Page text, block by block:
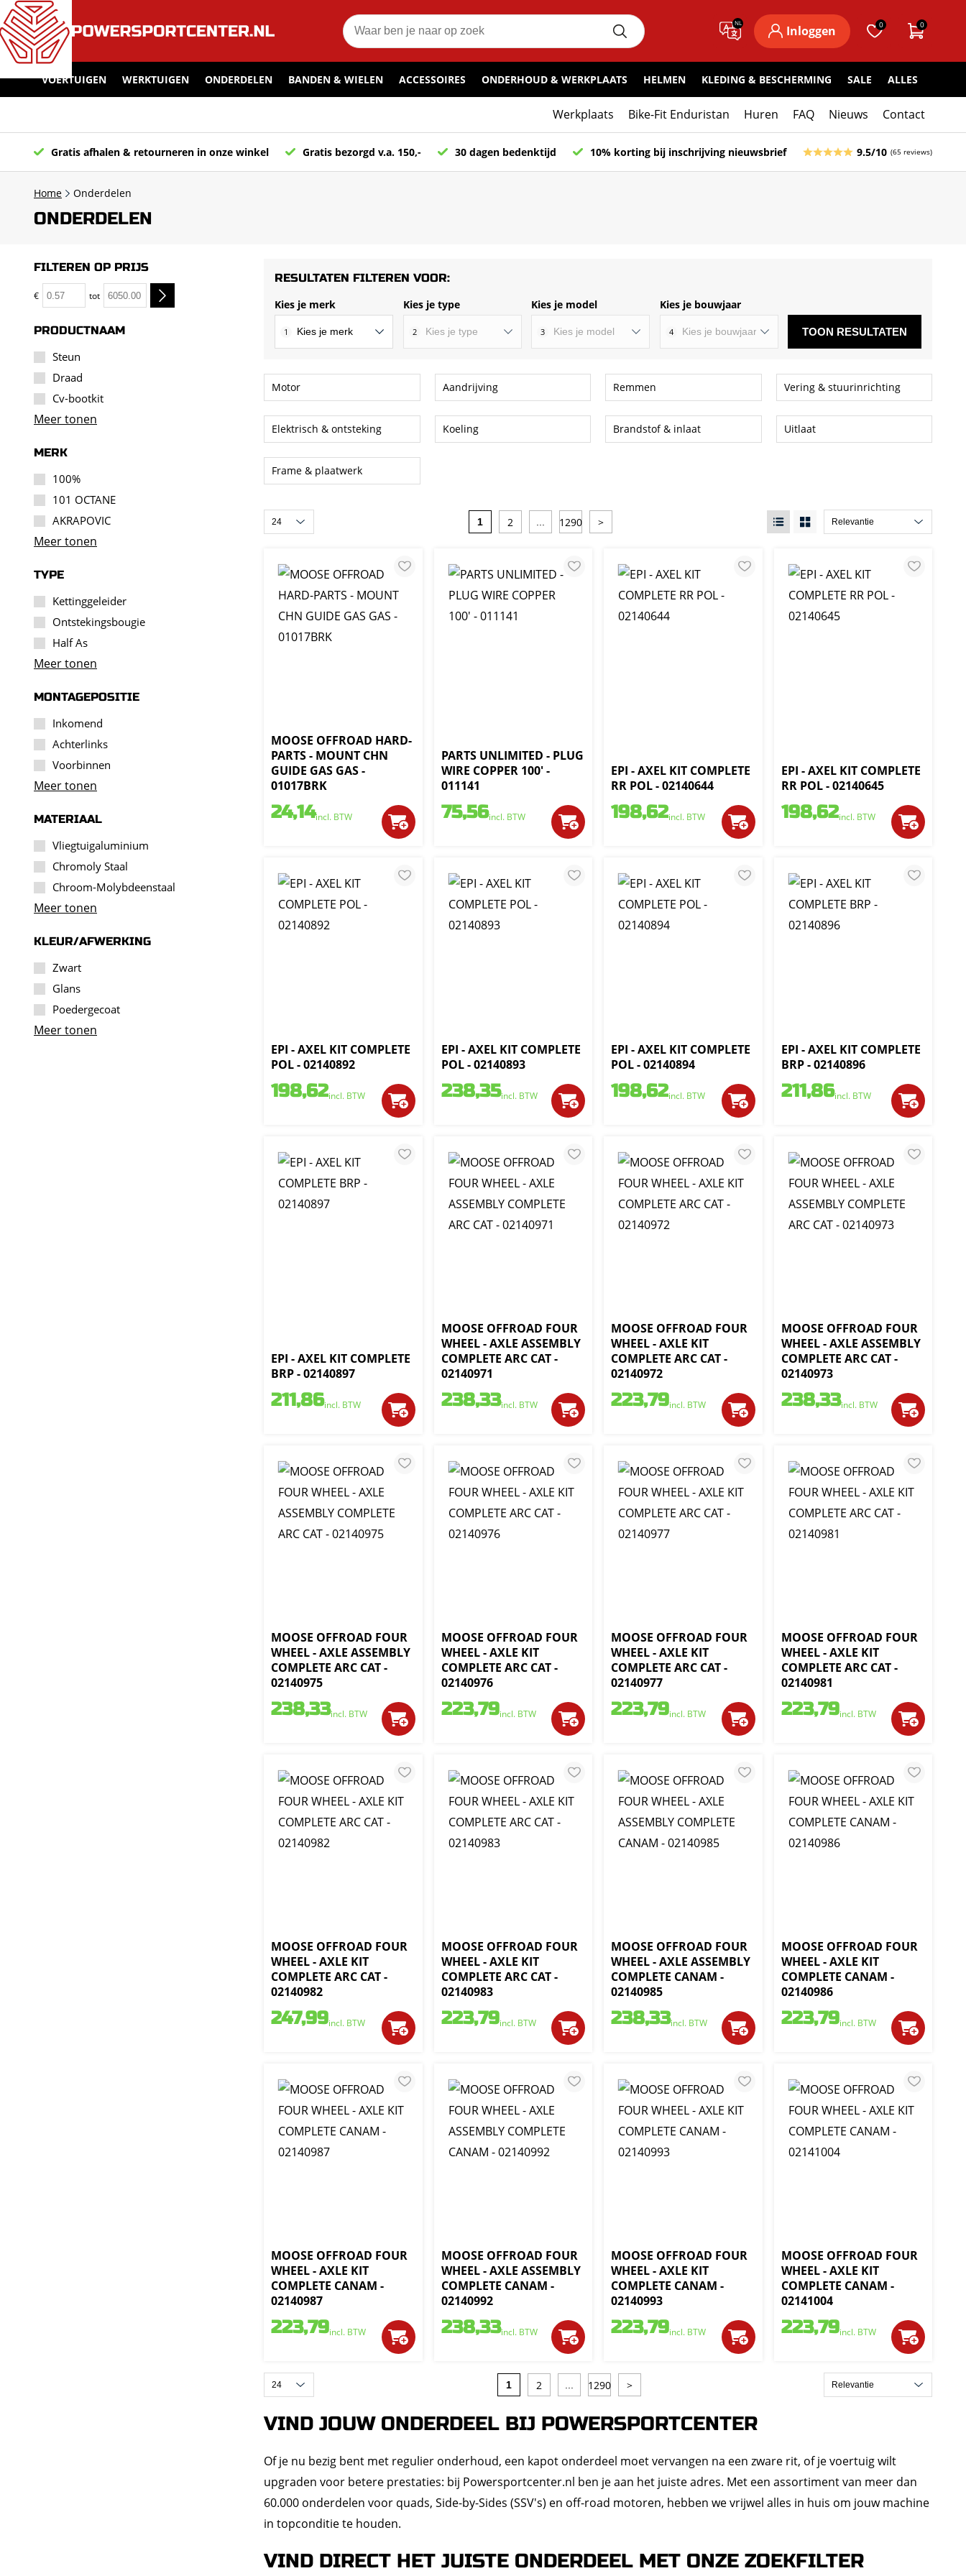
NL
Inloggen 0 0
VOERTUIGEN WERKTUIGEN ONDERDELEN BANDEN & WIELEN ACCESSOIRES ONDERHOUD & WERKPLAATS HELMEN KLEDING & BESCHERMING SALE ALLES
Werkplaats Bike-Fit Enduristan Huren FAQ Nieuws Contact
Gratis afhalen & retourneren in onze winkel Gratis bezorgd v.a. 150,- 30 dagen bedenktijd 10% korting bij inschrijving nieuwsbrief 9.5/10 (65 reviews)
Home Onderdelen
ONDERDELEN
FILTEREN OP PRIJS
€ tot
PRODUCTNAAM
Steun
Draad
Cv-bootkit
Meer tonen
MERK
100%
101 OCTANE
AKRAPOVIC
Meer tonen
TYPE
Kettinggeleider
Ontstekingsbougie
Half As
Meer tonen
MONTAGEPOSITIE
Inkomend
Achterlinks
Voorbinnen
Meer tonen
MATERIAAL
Vliegtuigaluminium
Chromoly Staal
Chroom-Molybdeenstaal
Meer tonen
KLEUR/AFWERKING
Zwart
Glans
Poedergecoat
Meer tonen
RESULTATEN FILTEREN VOOR:
Kies je merk
1
Kies je type
2
Kies je model
3
Kies je bouwjaar
4 TOON RESULTATEN
Motor Aandrijving Remmen Vering & stuurinrichting
Elektrisch & ontsteking Koeling Brandstof & inlaat Uitlaat
Frame & plaatwerk
1 2 1290 >
MOOSE OFFROAD HARD-
PARTS - MOUNT CHN
GUIDE GAS GAS -
01017BRK
24,14incl. BTW
PARTS UNLIMITED - PLUG
WIRE COPPER 100' -
011141
75,56incl. BTW
EPI - AXEL KIT COMPLETE
RR POL - 02140644
198,62incl. BTW
EPI - AXEL KIT COMPLETE
RR POL - 02140645
198,62incl. BTW
EPI - AXEL KIT COMPLETE
POL - 02140892
198,62incl. BTW
EPI - AXEL KIT COMPLETE
POL - 02140893
238,35incl. BTW
EPI - AXEL KIT COMPLETE
POL - 02140894
198,62incl. BTW
EPI - AXEL KIT COMPLETE
BRP - 02140896
211,86incl. BTW
EPI - AXEL KIT COMPLETE
BRP - 02140897
211,86incl. BTW
MOOSE OFFROAD FOUR
WHEEL - AXLE ASSEMBLY
COMPLETE ARC CAT -
02140971
238,33incl. BTW
MOOSE OFFROAD FOUR
WHEEL - AXLE KIT
COMPLETE ARC CAT -
02140972
223,79incl. BTW
MOOSE OFFROAD FOUR
WHEEL - AXLE ASSEMBLY
COMPLETE ARC CAT -
02140973
238,33incl. BTW
MOOSE OFFROAD FOUR
WHEEL - AXLE ASSEMBLY
COMPLETE ARC CAT -
02140975
238,33incl. BTW
MOOSE OFFROAD FOUR
WHEEL - AXLE KIT
COMPLETE ARC CAT -
02140976
223,79incl. BTW
MOOSE OFFROAD FOUR
WHEEL - AXLE KIT
COMPLETE ARC CAT -
02140977
223,79incl. BTW
MOOSE OFFROAD FOUR
WHEEL - AXLE KIT
COMPLETE ARC CAT -
02140981
223,79incl. BTW
MOOSE OFFROAD FOUR
WHEEL - AXLE KIT
COMPLETE ARC CAT -
02140982
247,99incl. BTW
MOOSE OFFROAD FOUR
WHEEL - AXLE KIT
COMPLETE ARC CAT -
02140983
223,79incl. BTW
MOOSE OFFROAD FOUR
WHEEL - AXLE ASSEMBLY
COMPLETE CANAM -
02140985
238,33incl. BTW
MOOSE OFFROAD FOUR
WHEEL - AXLE KIT
COMPLETE CANAM -
02140986
223,79incl. BTW
MOOSE OFFROAD FOUR
WHEEL - AXLE KIT
COMPLETE CANAM -
02140987
223,79incl. BTW
MOOSE OFFROAD FOUR
WHEEL - AXLE ASSEMBLY
COMPLETE CANAM -
02140992
238,33incl. BTW
MOOSE OFFROAD FOUR
WHEEL - AXLE KIT
COMPLETE CANAM -
02140993
223,79incl. BTW
MOOSE OFFROAD FOUR
WHEEL - AXLE KIT
COMPLETE CANAM -
02141004
223,79incl. BTW
1 2 1290 >
VIND JOUW ONDERDEEL BIJ POWERSPORTCENTER
Of je nu bezig bent met regulier onderhoud, een kapot onderdeel moet vervangen na een zware rit, of je voertuig wilt
upgraden voor betere prestaties: bij Powersportcenter.nl ben je aan het juiste adres. Met een assortiment van meer dan
60.000 onderdelen voor quads, Side-by-Sides (SSV's) en off-road motoren, hebben we vrijwel alles in huis om jouw machine
in topconditie te houden.
VIND DIRECT HET JUISTE ONDERDEEL MET ONZE ZOEKFILTER